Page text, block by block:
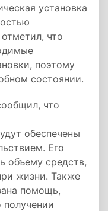
установка
что
поэтому
состоянии.
что
обеспечены
Его
объему средств,
жизни. Также
помощь,
получении